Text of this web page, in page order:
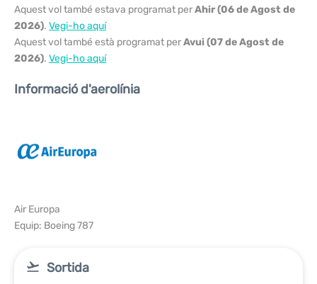
Aquest vol també estava programat perAhir (06 de Agost de
2026). Vegi-ho aquí
Aquest vol també està programat perAvui (07 de Agost de
2026). Vegi-ho aquí
Informació d'aerolínia
Air Europa
Equip: Boeing 787
Sortida